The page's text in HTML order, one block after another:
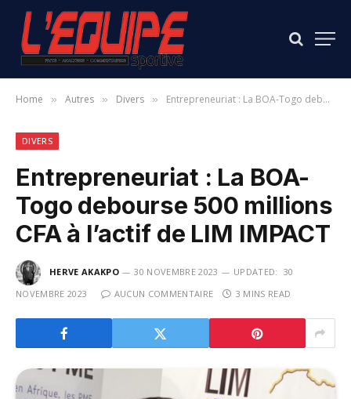
Home » Autres » Divers » Entrepreneuriat : La BOA-Togo debourse 500 millions CFA à l’actif de LIM IMPACT
DIVERS
Entrepreneuriat : La BOA-
Togo debourse 500 millions
CFA à l’actif de LIM IMPACT
HERVE AKAKPO 30 NOVEMBRE 2023 UPDATED: 30
NOVEMBRE 2023
AUCUN COMMENTAIRE 3 MINS READ